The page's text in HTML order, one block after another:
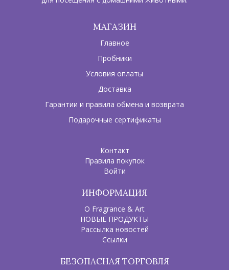
МАГАЗИН
Главное
Пробники
Условия оплаты
Доставка
Гарантии и правила обмена и возврата
Подарочные сертификаты
Контакт
Правила покупок
Войти
ИНФОРМАЦИЯ
О Fragrance & Art
НОВЫЕ ПРОДУКТЫ
Рассылка новостей
Ссылки
БЕЗОПАСНАЯ ТОРГОВЛЯ